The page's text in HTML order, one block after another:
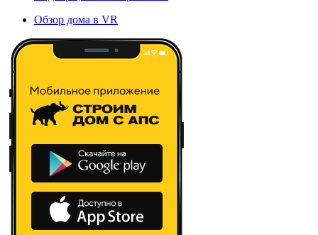
Обзор дома в VR